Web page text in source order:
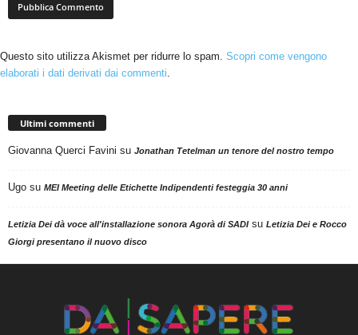
Questo sito utilizza Akismet per ridurre lo spam. Scopri come vengono
elaborati i dati derivati dai commenti.
Ultimi commenti
Giovanna Querci Favini su Jonathan Tetelman un tenore del nostro tempo
Ugo su MEI Meeting delle Etichette Indipendenti festeggia 30 anni
Letizia Dei dà voce all'installazione sonora Agorà di SADIsu Letizia Dei e Rocco
Giorgi presentano il nuovo disco